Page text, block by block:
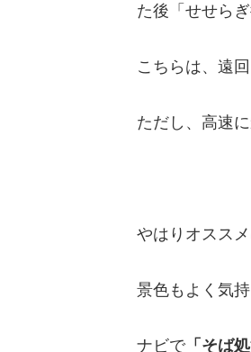
た後「せせら
こちらは、遠
ただし、高速
やはりオスス
景色もよく気
ナビで「そば